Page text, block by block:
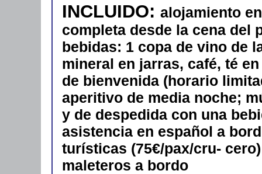
INCLUIDO: alojamiento
completa desde la cena del
bebidas: 1 copa de vino de
mineral en jarras, café, té
de bienvenida (horario
aperitivo de media noche;
y de despedida con una
asistencia en español a
turísticas (75€/pax/cru-
maleteros a bordo